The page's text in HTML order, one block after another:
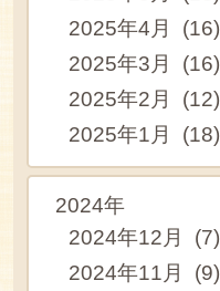
2025年4月 (16)
2025年3月 (16)
2025年2月 (12)
2025年1月 (18)
2024年
2024年12月 (7)
2024年11月 (9)